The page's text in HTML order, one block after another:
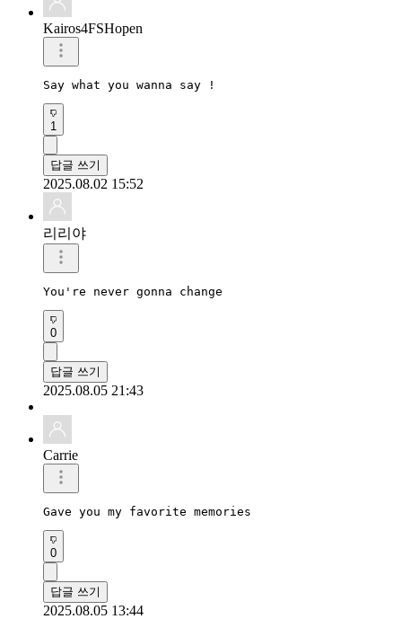
Kairos4FSHopen
Say what you wanna say !
1
답글 쓰기
2025.08.02 15:52
리리야
You're never gonna change
0
답글 쓰기
2025.08.05 21:43
Carrie
Gave you my favorite memories
0
답글 쓰기
2025.08.05 13:44